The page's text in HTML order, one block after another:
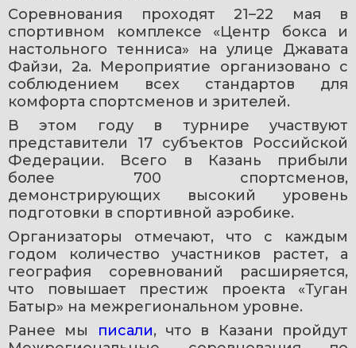
Соревнования проходят 21–22 мая в
спортивном комплексе «Центр бокса и
настольного тенниса» на улице Джавата
Файзи, 2а. Мероприятие организовано с
соблюдением всех стандартов для
комфорта спортсменов и зрителей.
В этом году в турнире участвуют
представители 17 субъектов Российской
Федерации. Всего в Казань прибыли
более 700 спортсменов,
демонстрирующих высокий уровень
подготовки в спортивной аэробике.
Организаторы отмечают, что с каждым
годом количество участников растет, а
география соревнований расширяется,
что повышает престиж проекта «Туган
Батыр» на межрегиональном уровне.
Ранее мы
писали, что в Казани пройдут